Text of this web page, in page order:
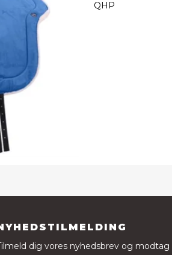
QHP
dig vores nyhedsbrev og modtag